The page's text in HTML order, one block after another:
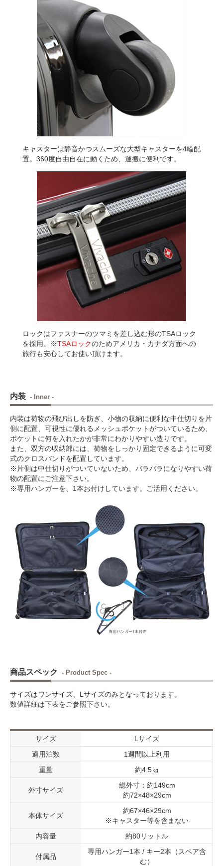
キャスターは静音かつスムーズな大型キャスターを4輪配
置。360度自由自在に動くため、運搬に便利です。
ロックはファスナーのツマミを差し込む形のTSAロック
を採用。※TSAロックのためアメリカ・カナダ方面への
旅行も安心してお使い頂けます。
内装 - Inner -
内装は荷物の飛び出しを防ぎ、小物の収納に便利な中仕切りを片
側に配置、可視性に優れるメッシュポケットがついているため、
ポケットに何を入れたかが非常にわかりやすい造りです。
また、双方の収納部には、荷物をしっかり固定できるように可変
式のクロスバンドを配置しています。
※片側は中仕切りがついていないため、バラバラになりやすい荷
物の配置にご注意下さい。
※専用ハンガーを、1本お付けしています。ご活用ください。
商品スペック - Product Spec -
サイズはワンサイズ、Lサイズのみとなっております。
数値詳細は下表をご参照下さい。
サイズ
Lサイズ
適用泊数
1週間以上利用
重量
約4.5㎏
外寸サイズ
総外寸：約149cm
約72×48×29cm
本体サイズ
約67×46×29cm
※キャスター等を含まない
内容量
約80リットル
付属品
専用ハンガー1本 / キー2本（スペア含
む）